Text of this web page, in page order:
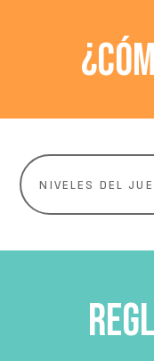
NIVELES DEL